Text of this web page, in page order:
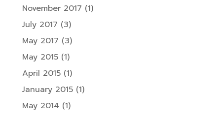
November 2017 (1)
July 2017 (3)
May 2017 (3)
May 2015(1)
April 2015(1)
January 2015(1)
May 2014 (1)